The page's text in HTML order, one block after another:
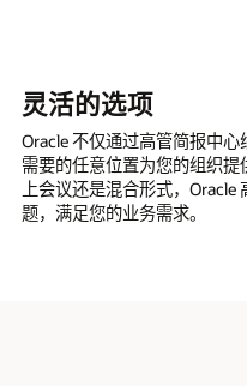
灵活的选项
Oracle 不仅通过高管简报中
需要的任意位置为您的组织
上会议还是混合形式，
题，满足您的业务需求。